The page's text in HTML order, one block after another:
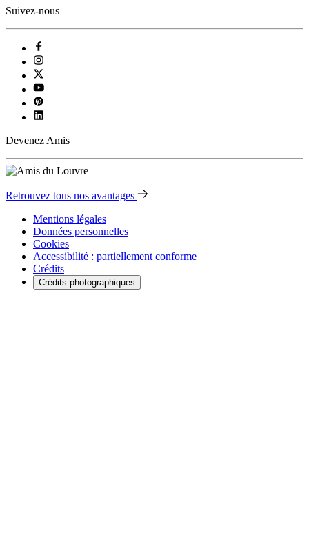
Suivez-nous
Devenez Amis
Retrouvez tous nos avantages
Mentions légales
Données personnelles
Cookies
Accessibilité : partiellement conforme
Crédits
Crédits photographiques